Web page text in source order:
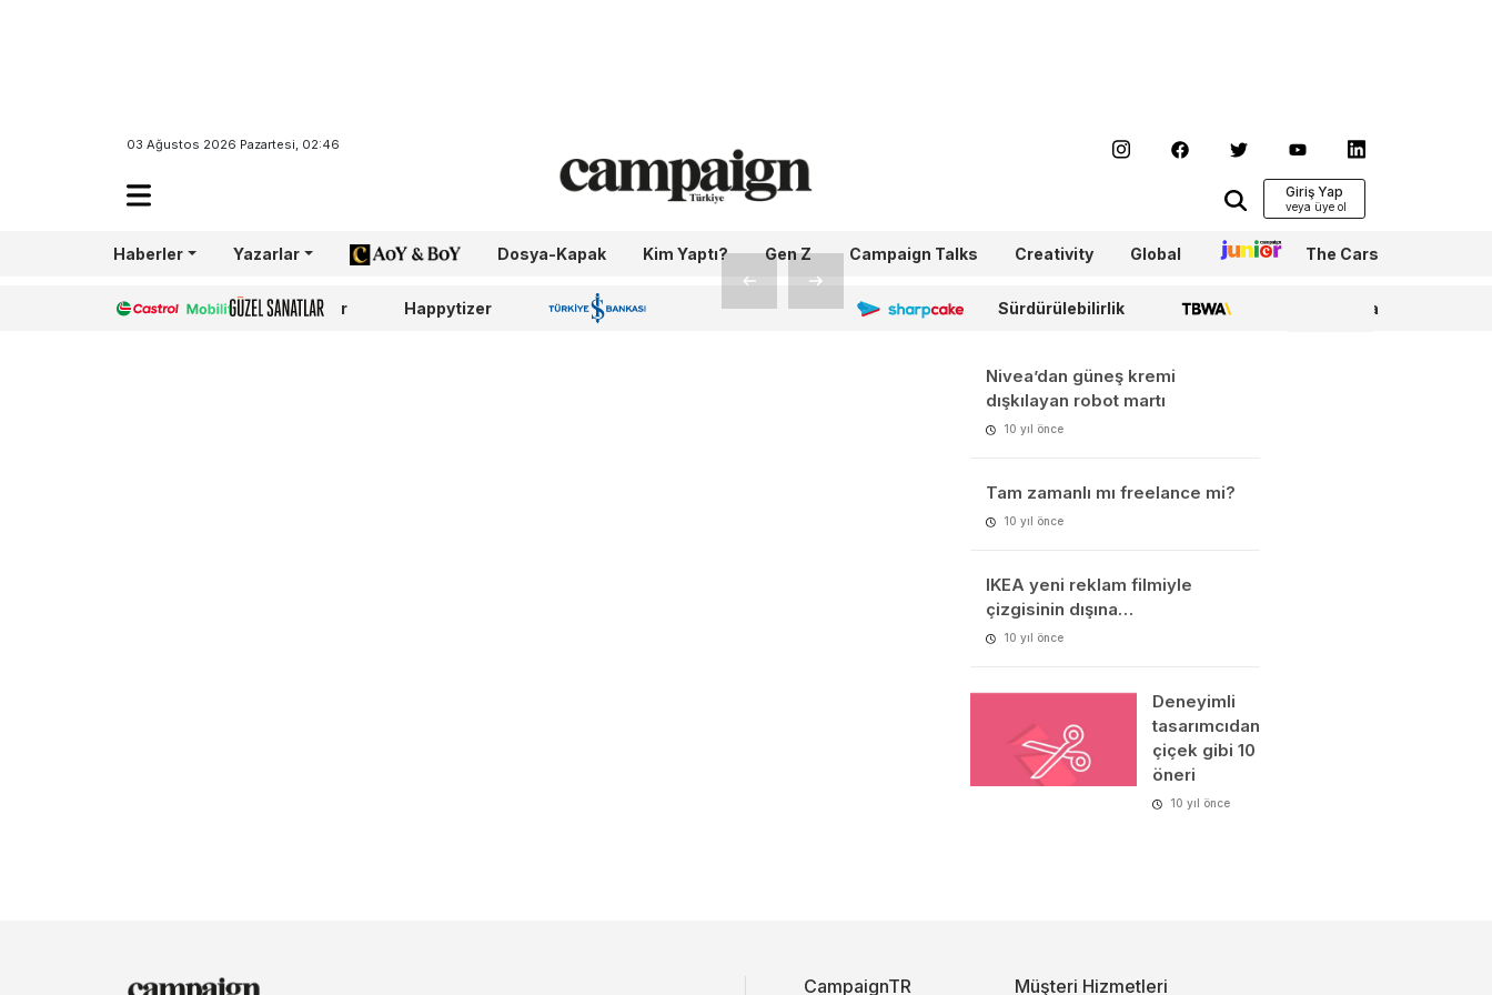
03 Ağustos 2026 Pazartesi, 02:46
Giriş Yap
Haberler Yazarlar AoY/BoY Dosya-Kapak Kim Yaptı? Gen Z Campaign Talks Creativity Global Junior The Cars
Castrol Güzel Sanatlar Happytizer İş Bankası 100.Yıl OneIngage Sharpcake Sürdürülebilirlik TBWA WPP Media
Söylediğiniz
absürt şeyler kitap
haline gelirse
Nivea’dan güneş kremi
dışkılayan robot martı
10 yıl önce
Tam zamanlı mı freelance mi?
10 yıl önce
IKEA yeni reklam filmiyle
çizgisinin dışına…
10 yıl önce
Deneyimli
tasarımcıdan
çiçek gibi 10
öneri
10 yıl önce
CampaignTR Müşteri Hizmetleri